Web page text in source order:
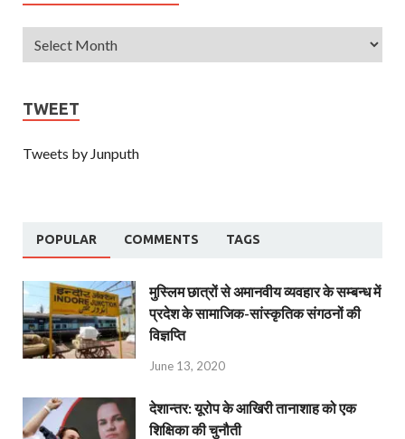
TWEET
Tweets by Junputh
POPULAR COMMENTS TAGS
मुस्लिम छात्रों से अमानवीय व्यवहार के सम्बन्ध में
प्रदेश के सामाजिक-सांस्कृतिक संगठनों की
विज्ञप्ति
June 13, 2020
देशान्‍तर: यूरोप के आखिरी तानाशाह को एक
शिक्षिका की चुनौती